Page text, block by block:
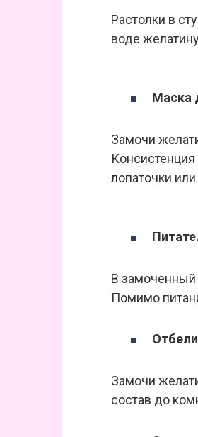
Растолки в
воде
Маска
Замочи
лопаточки
В замоченный
Помимо
Замочи
состав до